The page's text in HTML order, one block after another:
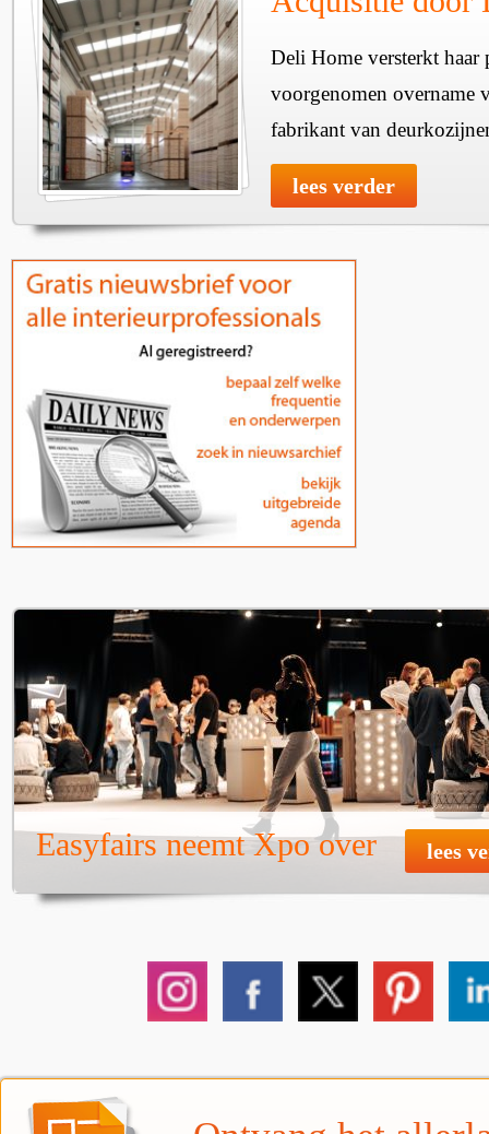
Deli Home versterkt haar
voorgenomen overname
fabrikant van
lees verder
Easyfairs neemt Xpo over lees